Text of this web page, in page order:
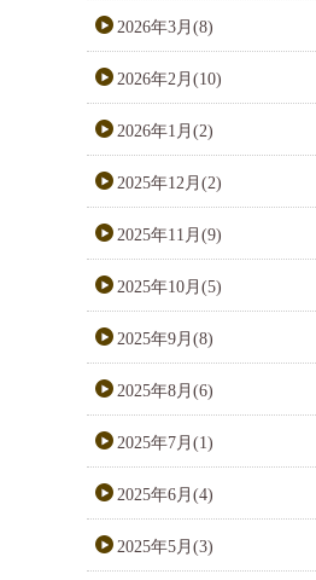
2026年3月(8)
2026年2月(10)
2026年1月(2)
2025年12月(2)
2025年11月(9)
2025年10月(5)
2025年9月(8)
2025年8月(6)
2025年7月(1)
2025年6月(4)
2025年5月(3)